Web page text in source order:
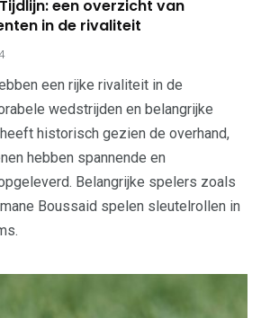
een overzicht van
in de rivaliteit
een rijke rivaliteit in de
wedstrijden en belangrijke
historisch gezien de overhand,
hebben spannende en
Belangrijke spelers zoals
Boussaid spelen sleutelrollen in